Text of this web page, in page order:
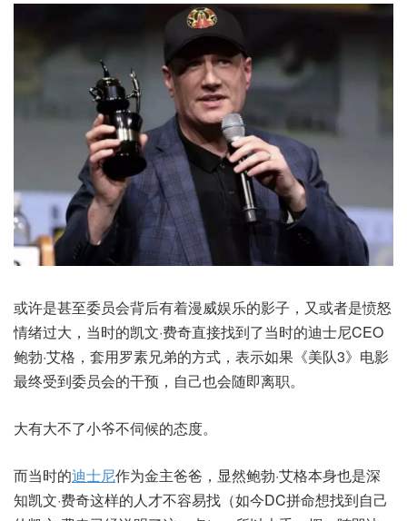
或许是甚至委员会背后有着漫威娱乐的影子，又或者是愤怒
情绪过大，当时的凯文·费奇直接找到了当时的迪士尼CEO
鲍勃·艾格，套用罗素兄弟的方式，表示如果《美队3》电影
最终受到委员会的干预，自己也会随即离职。
大有大不了小爷不伺候的态度。
而当时的迪士尼作为金主爸爸，显然鲍勃·艾格本身也是深
知凯文·费奇这样的人才不容易找（如今DC拼命想找到自己